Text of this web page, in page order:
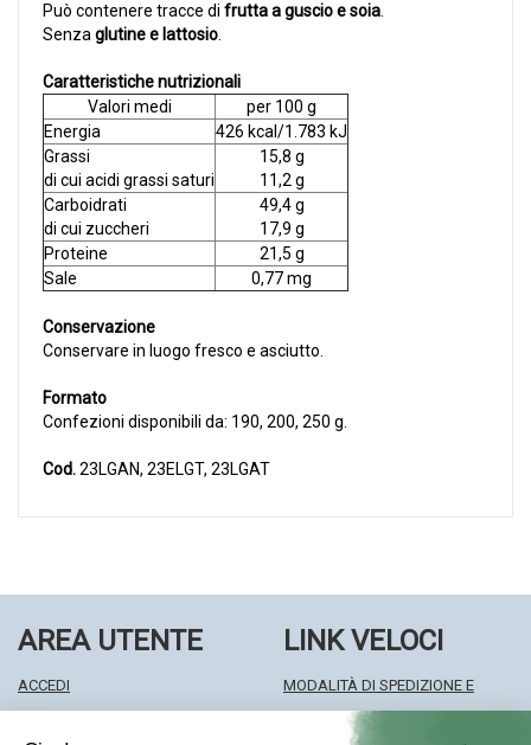
Può contenere tracce di frutta a guscio e soia.
Senzaglutine e lattosio.
Caratteristiche nutrizionali
Valori medi
per 100 g
Energia
426 kcal/1.783 kJ
Grassi
di cui acidi grassi saturi
15,8 g
11,2 g
Carboidrati
di cui zuccheri
49,4 g
17,9 g
Proteine
21,5 g
Sale
0,77 mg
Conservazione
Conservare in luogo fresco e asciutto.
Formato
Confezioni disponibili da: 190, 200, 250 g.
Cod.23LGAN, 23ELGT, 23LGAT
AREA UTENTE
ACCEDI
LINK VELOCI
MODALITÀ DI SPEDIZIONE E